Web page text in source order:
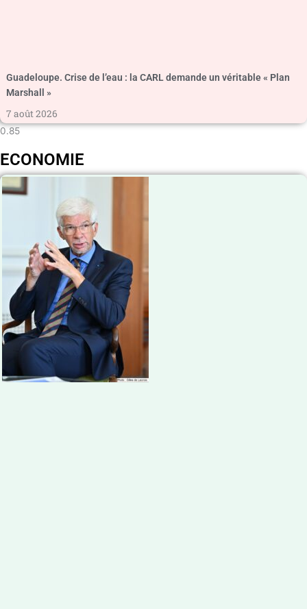
Guadeloupe. Crise de l’eau : la CARL demande un véritable « Plan
Marshall »
7 août 2026
ECONOMIE